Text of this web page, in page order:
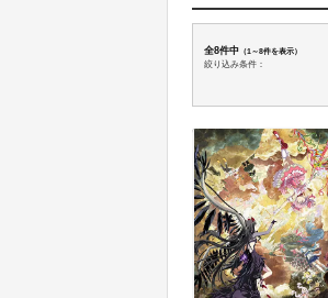
全8件中（1～8件を表示）
絞り込み条件：